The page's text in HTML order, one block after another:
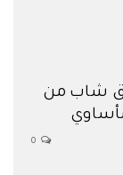
ق شاب من